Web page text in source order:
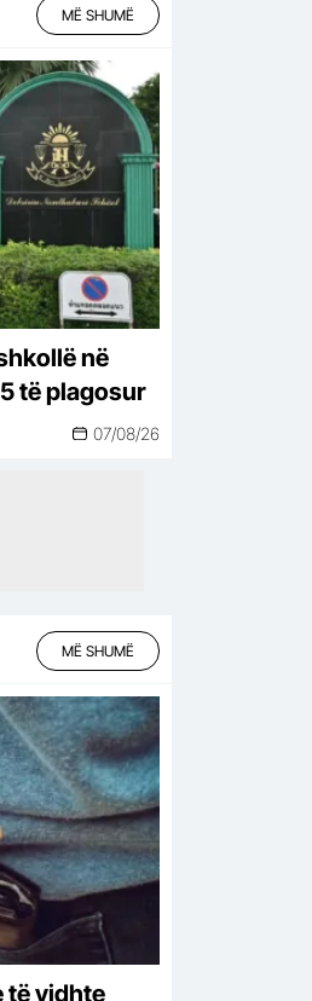
MË SHUMË
në
të plagosur
07/08/26
MË SHUMË
të vidhte